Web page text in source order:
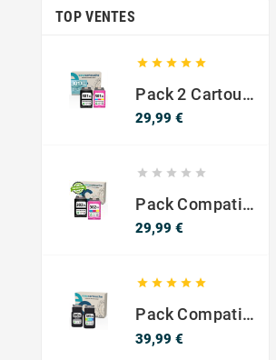
TOP VENTES
    
Pack 2 Cartouches Compatible Avec HP 301 XL Noir Et Couleur
29,99 €
    
Pack Compatible Avec HP 302 XL Noir Et Couleur - SANS NIVEAU ENCRE
29,99 €
    
Pack Compatible Canon PG-540 XL / CL-541 XL – Noir & Couleur – Haute Capacité
39,99 €